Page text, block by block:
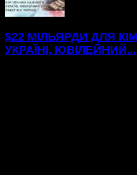
$22 МІЛЬЯРДИ ДЛЯ
УКРАЇНІ, ЮВІЛЕЙНИЙ...